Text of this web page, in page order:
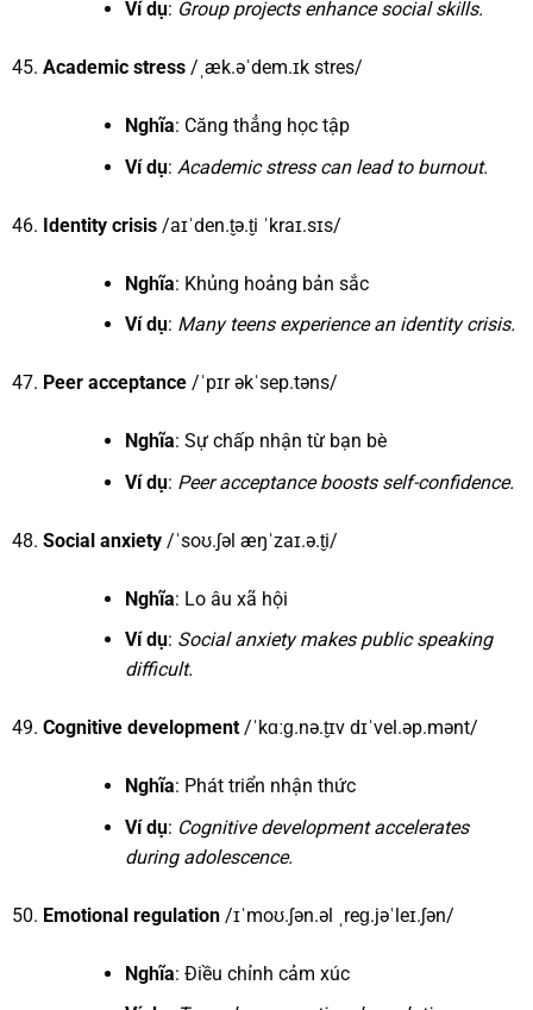
Ví dụ: Group projects enhance social skills.
Academic stress/ˌæk.əˈdem.ɪk stres/
Nghĩa: Căng thẳng học tập
Ví dụ: Academic stress can lead to burnout.
Identity crisis/aɪˈden.t̬ə.t̬i ˈkraɪ.sɪs/
Nghĩa: Khủng hoảng bản sắc
Ví dụ: Many teens experience an identity crisis.
Peer acceptance/ˈpɪr əkˈsep.təns/
Nghĩa: Sự chấp nhận từ bạn bè
Ví dụ: Peer acceptance boosts self-confidence.
Social anxiety/ˈsoʊ.ʃəl æŋˈzaɪ.ə.t̬i/
Nghĩa: Lo âu xã hội
Ví dụ: Social anxiety makes public speaking
difficult.
Cognitive development/ˈkɑːɡ.nə.t̬ɪv dɪˈvel.əp.mənt/
Nghĩa: Phát triển nhận thức
Ví dụ: Cognitive development accelerates
during adolescence.
Emotional regulation/ɪˈmoʊ.ʃən.əl ˌreɡ.jəˈleɪ.ʃən/
Nghĩa: Điều chỉnh cảm xúc